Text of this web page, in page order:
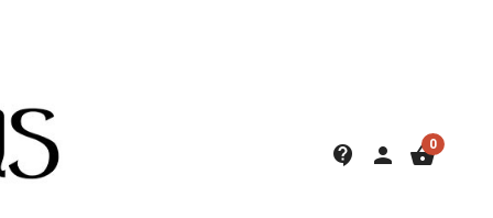
contact_support person shopping_basket0